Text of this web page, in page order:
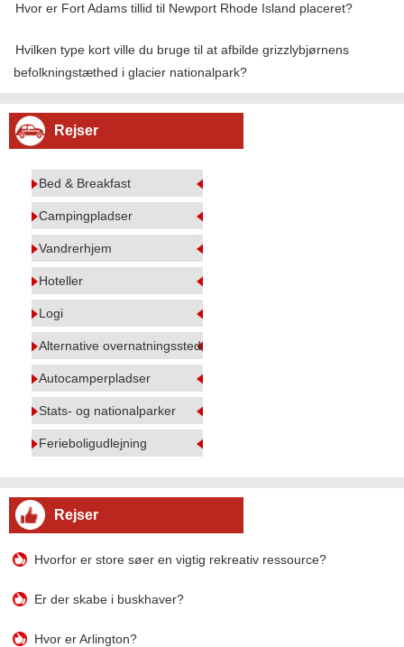
Hvor er Fort Adams tillid til Newport Rhode Island placeret?
Hvilken type kort ville du bruge til at afbilde grizzlybjørnens
befolkningstæthed i glacier nationalpark?
Rejser
Bed & Breakfast
Campingpladser
Vandrerhjem
Hoteller
Logi
Alternative overnatningssteder
Autocamperpladser
Stats- og nationalparker
Ferieboligudlejning
Rejser
Hvorfor er store søer en vigtig rekreativ ressource?
Er der skabe i buskhaver?
Hvor er Arlington?